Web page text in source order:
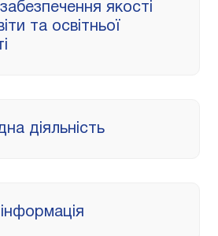
якості
та освітньої
діяльність
інформація